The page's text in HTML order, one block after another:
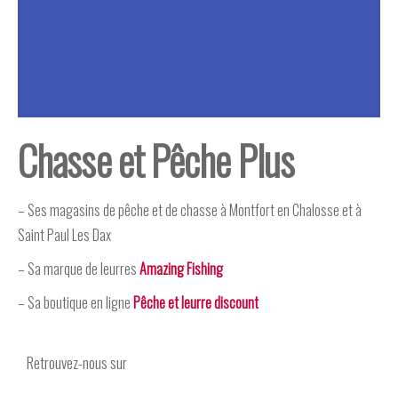
Chasse et Pêche Plus
– Ses magasins de pêche et de chasse à Montfort en Chalosse et à
Saint Paul Les Dax
– Sa marque de leurresAmazing Fishing
– Sa boutique en lignePêche et leurre discount
Retrouvez-nous sur